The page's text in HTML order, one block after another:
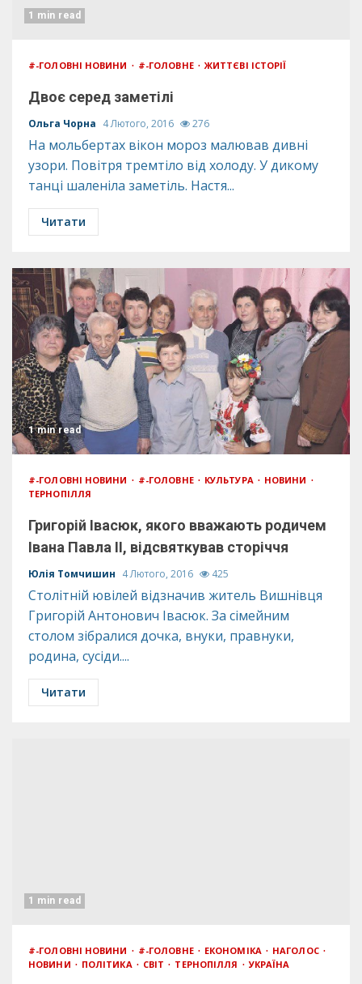
1 min read
#-ГОЛОВНІ НОВИНИ #-ГОЛОВНЕ ЖИТТЄВІ ІСТОРІЇ
Двоє серед заметілі
Ольга Чорна 4 Лютого, 2016 276
На мольбертах вікон мороз малював дивні
узори. Повітря тремтіло від холоду. У дикому
танці шаленіла заметіль. Настя...
Читати
1 min read
#-ГОЛОВНІ НОВИНИ #-ГОЛОВНЕ КУЛЬТУРА
НОВИНИ
ТЕРНОПІЛЛЯ
Григорій Івасюк, якого вважають родичем
Івана Павла ІІ, відсвяткував сторіччя
Юлія Томчишин 4 Лютого, 2016 425
Столітній ювілей відзначив житель Вишнівця
Григорій Антонович Івасюк. За сімейним
столом зібралися дочка, внуки, правнуки,
родина, сусіди....
Читати
1 min read
#-ГОЛОВНІ НОВИНИ #-ГОЛОВНЕ ЕКОНОМІКА
НАГОЛОС
НОВИНИ
ПОЛІТИКА СВІТ ТЕРНОПІЛЛЯ УКРАЇНА